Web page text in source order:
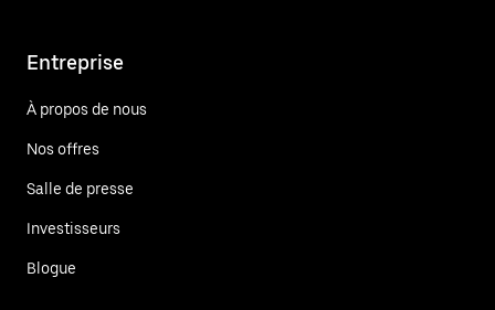
Entreprise
À propos de nous
Nos offres
Salle de presse
Investisseurs
Blogue